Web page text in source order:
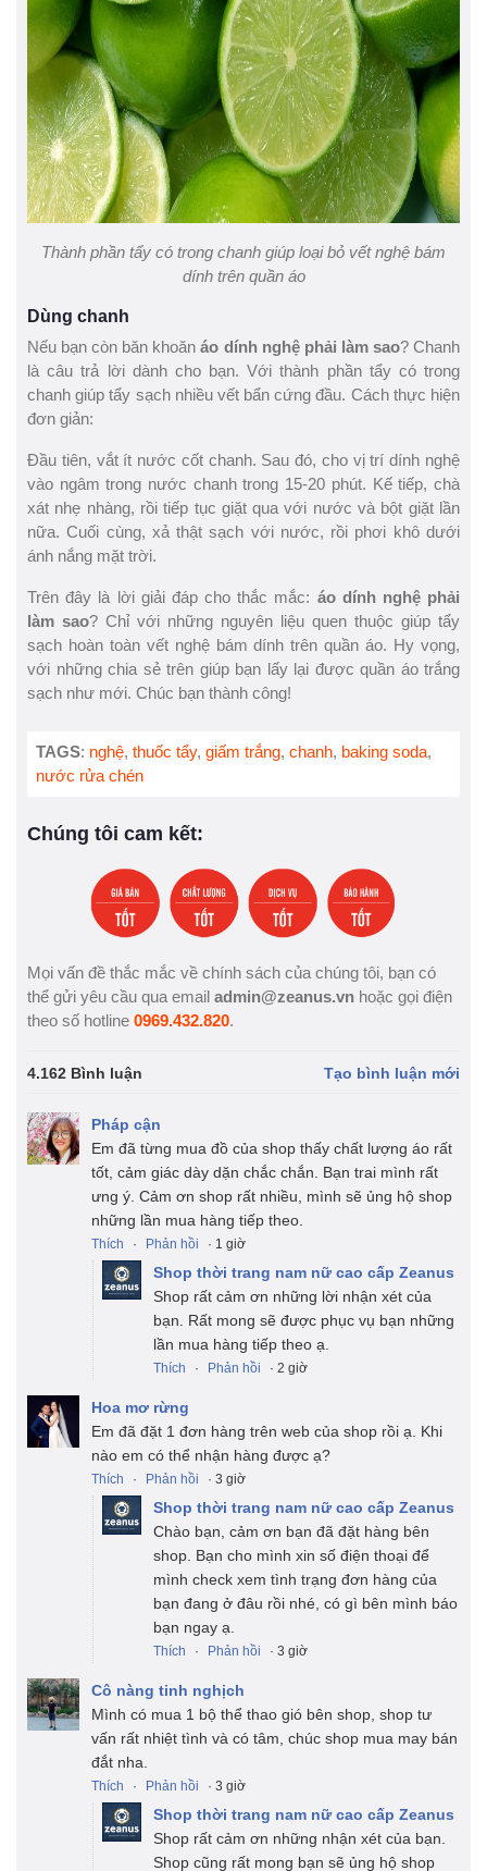
Thành phần tẩy có trong chanh giúp loại bỏ vết nghệ bám
dính trên quần áo
Dùng chanh
Nếu bạn còn băn khoănáo dính nghệ phải làm sao? Chanh
là câu trả lời dành cho bạn. Với thành phần tẩy có trong
chanh giúp tẩy sạch nhiều vết bẩn cứng đầu. Cách thực hiện
đơn giản:
Đầu tiên, vắt ít nước cốt chanh. Sau đó, cho vị trí dính nghệ
vào ngâm trong nước chanh trong 15-20 phút. Kế tiếp, chà
xát nhẹ nhàng, rồi tiếp tục giặt qua với nước và bột giặt lần
nữa. Cuối cùng, xả thật sạch với nước, rồi phơi khô dưới
ánh nắng mặt trời.
Trên đây là lời giải đáp cho thắc mắc: áo dính nghệ phải
làm sao? Chỉ với những nguyên liệu quen thuộc giúp tẩy
sạch hoàn toàn vết nghệ bám dính trên quần áo. Hy vọng,
với những chia sẻ trên giúp bạn lấy lại được quần áo trắng
sạch như mới. Chúc bạn thành công!
TAGS: nghệ, thuốc tẩy, giấm trắng, chanh, baking soda,
nước rửa chén
Chúng tôi cam kết:
Mọi vấn đề thắc mắc về chính sách của chúng tôi, bạn có
thể gửi yêu cầu qua email admin@zeanus.vn hoặc gọi điện
theo số hotline 0969.432.820.
4.162 Bình luận Tạo bình luận mới
Pháp cận
Em đã từng mua đồ của shop thấy chất lượng áo rất
tốt, cảm giác dày dặn chắc chắn. Bạn trai mình rất
ưng ý. Cảm ơn shop rất nhiều, mình sẽ ủng hộ shop
những lần mua hàng tiếp theo.
Thích · Phản hồi · 1 giờ
Shop thời trang nam nữ cao cấp Zeanus
Shop rất cảm ơn những lời nhận xét của
bạn. Rất mong sẽ được phục vụ bạn những
lần mua hàng tiếp theo ạ.
Thích · Phản hồi · 2 giờ
Hoa mơ rừng
Em đã đặt 1 đơn hàng trên web của shop rồi ạ. Khi
nào em có thể nhận hàng được ạ?
Thích · Phản hồi · 3 giờ
Shop thời trang nam nữ cao cấp Zeanus
Chào bạn, cảm ơn bạn đã đặt hàng bên
shop. Bạn cho mình xin số điện thoại để
mình check xem tình trạng đơn hàng của
bạn đang ở đâu rồi nhé, có gì bên mình báo
bạn ngay ạ.
Thích · Phản hồi · 3 giờ
Cô nàng tinh nghịch
Mình có mua 1 bộ thể thao gió bên shop, shop tư
vấn rất nhiệt tình và có tâm, chúc shop mua may bán
đắt nha.
Thích · Phản hồi · 3 giờ
Shop thời trang nam nữ cao cấp Zeanus
Shop rất cảm ơn những nhận xét của bạn.
Shop cũng rất mong bạn sẽ ủng hộ shop